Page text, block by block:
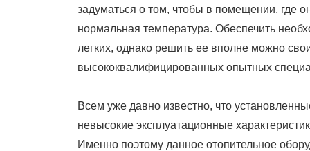
задуматься о том, чтобы в помещении, где
нормальная температура. Обеспечить
легких, однако решить ее вполне можно
высококвалифицированных опытных
Всем уже давно известно, что
невысокие эксплуатационные
Именно поэтому данное отопительное